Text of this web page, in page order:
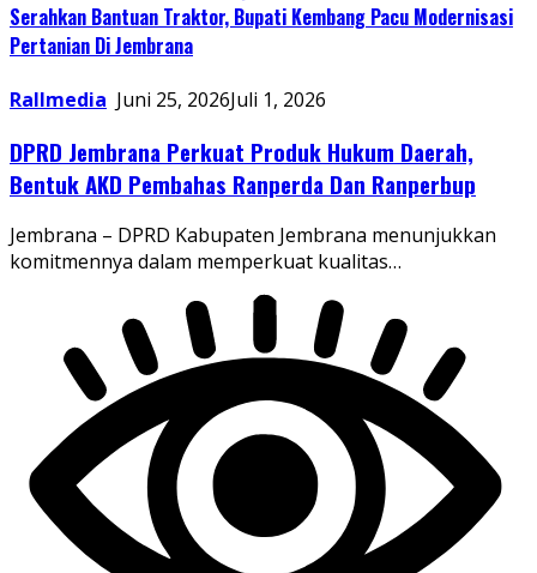
Serahkan Bantuan Traktor, Bupati Kembang Pacu Modernisasi
Pertanian Di Jembrana
Rallmedia Juni 25, 2026Juli 1, 2026
DPRD Jembrana Perkuat Produk Hukum Daerah,
Bentuk AKD Pembahas Ranperda Dan Ranperbup
Jembrana – DPRD Kabupaten Jembrana menunjukkan
komitmennya dalam memperkuat kualitas…